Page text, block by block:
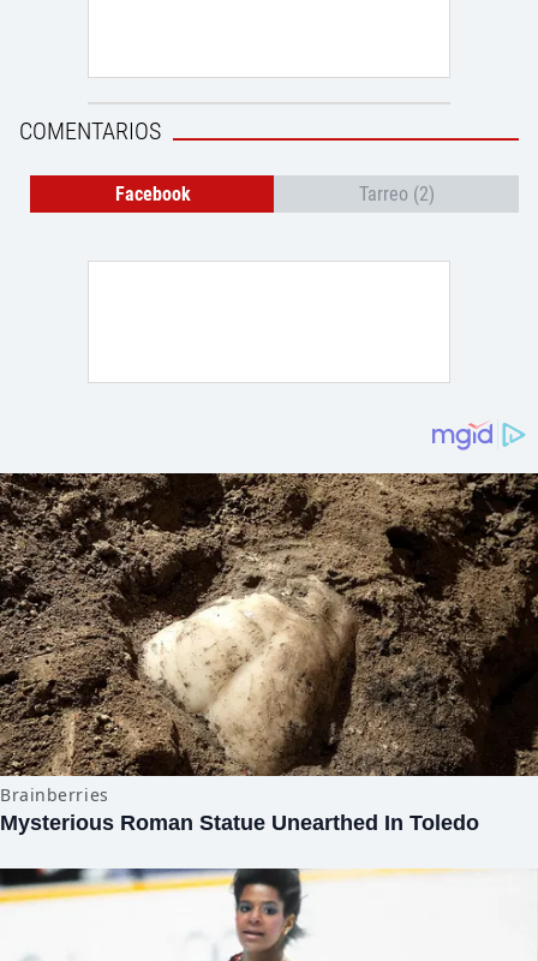
COMENTARIOS
Facebook Tarreo (2)